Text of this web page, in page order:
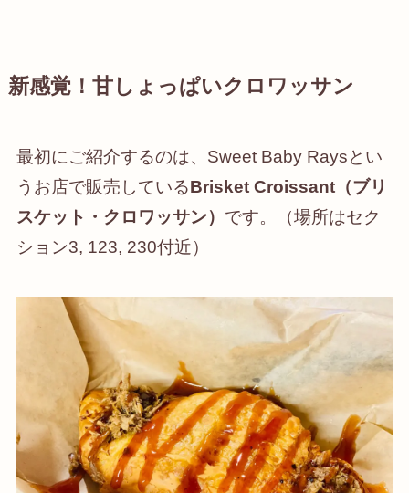
新感覚！甘しょっぱいクロワッサン
最初にご紹介するのは、Sweet Baby Raysとい
うお店で販売しているBrisket Croissant（ブリ
スケット・クロワッサン） です。（場所はセク
ション3, 123, 230付近）